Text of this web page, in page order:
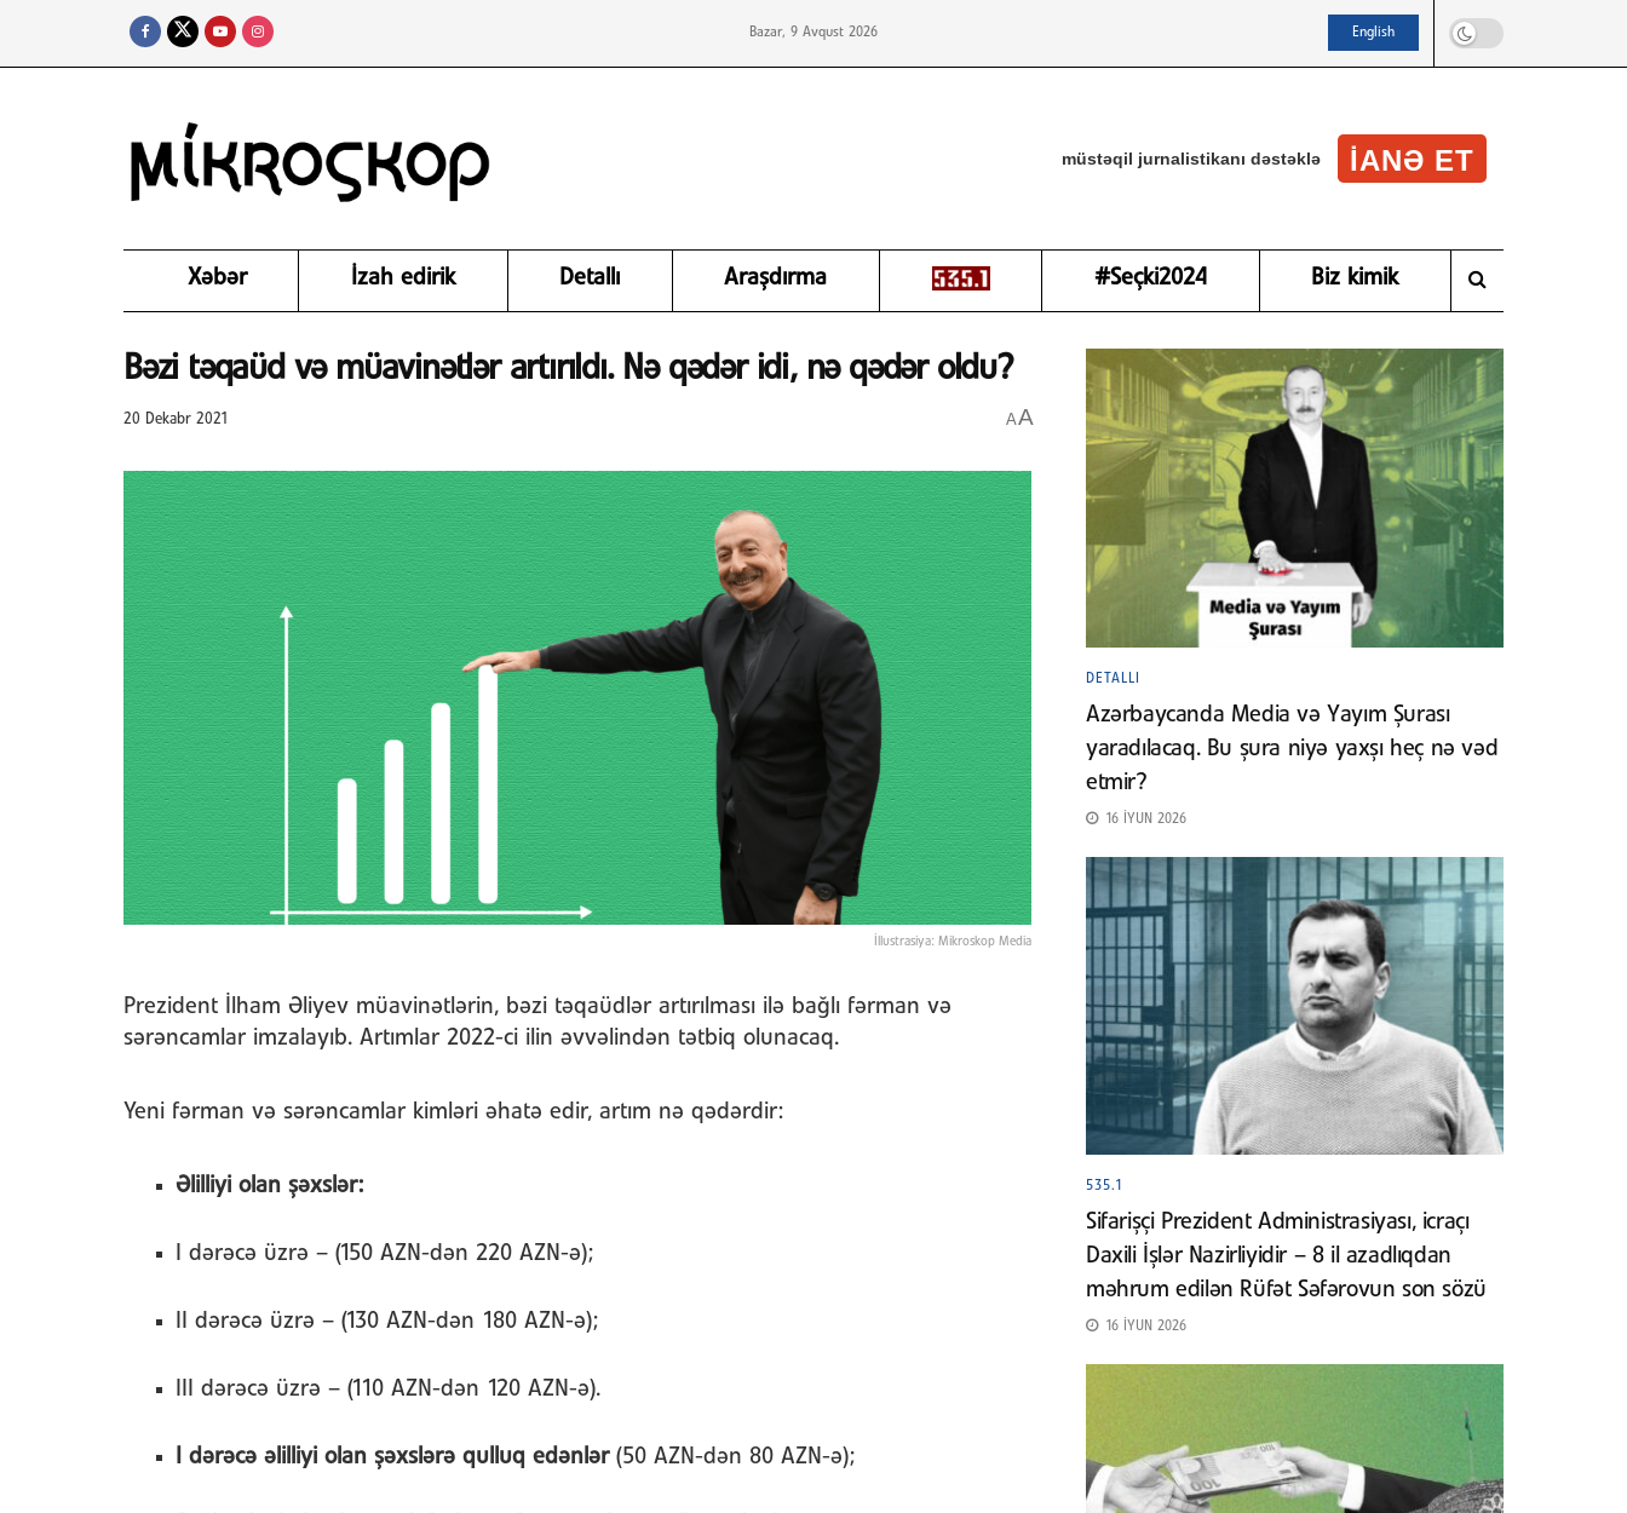
Bazar, 9 Avqust 2026 English
müstəqil jurnalistikanı dəstəklə IANƏ ET
Xəbər İzah edirik Detallı Araşdırma #Seçki2024 Biz kimik
Bəzi təqaüd və müavinətlər artırıldı. Nə qədər idi, nə qədər oldu?
20 Dekabr 2021 AA
İllustrasiya: Mikroskop Media
Prezident İlham Əliyev müavinətlərin, bəzi təqaüdlər artırılması ilə bağlı fərman və
sərəncamlar imzalayıb. Artımlar 2022-ci ilin əvvəlindən tətbiq olunacaq.
Yeni fərman və sərəncamlar kimləri əhatə edir, artım nə qədərdir:
Əlilliyi olan şəxslər:
I dərəcə üzrə – (150 AZN-dən 220 AZN-ə);
II dərəcə üzrə – (130 AZN-dən 180 AZN-ə);
III dərəcə üzrə – (110 AZN-dən 120 AZN-ə).
I dərəcə əlilliyi olan şəxslərə qulluq edənlər (50 AZN-dən 80 AZN-ə);
DETALLI
Azərbaycanda Media və Yayım Şurası
yaradılacaq. Bu şura niyə yaxşı heç nə vəd
etmir?
16 İYUN 2026
535.1
Sifarişçi Prezident Administrasiyası, icraçı
Daxili İşlər Nazirliyidir – 8 il azadlıqdan
məhrum edilən Rüfət Səfərovun son sözü
16 İYUN 2026